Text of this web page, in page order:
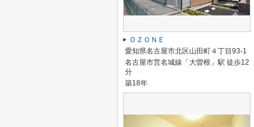
ＯＺＯＮＥ
愛知県名古屋市北区山田町４丁目93-1
名古屋市営名城線「大曽根」駅 徒歩12
分
築18年